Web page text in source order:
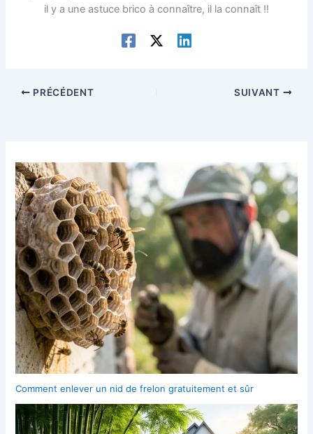
il y a une astuce brico à connaître, il la connaît !!
PRÉCÉDENT SUIVANT
Comment enlever un nid de frelon gratuitement et sûr